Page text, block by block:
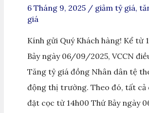
6 Tháng 9, 2025 / giảm tỷ giá,
giá
Kính gửi Quý Khách hàng! Kể từ
Bảy ngày 06/09/2025, VCCN
Tăng tỷ giá đồng Nhân dân tệ
động thị trường. Theo đó, tất cả
đặt cọc từ 14h00 Thứ Bảy ngày